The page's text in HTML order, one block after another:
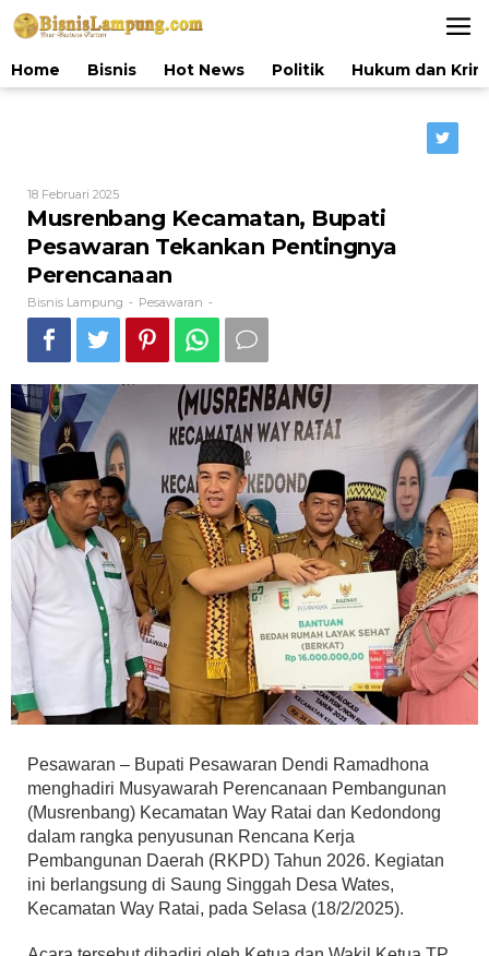
Lewati
ke
Home
Bisnis Hot News Politik Hukum dan
18 Februari 2025Oleh
Lampung
Musrenbang Kecamatan, Bupati
Pesawaran Tekankan Pentingnya
Perencanaan
Bisnis Lampung - Pesawaran -
Pesawaran – Bupati Pesawaran Dendi Ramadhona
menghadiri Musyawarah Perencanaan Pembangunan
(Musrenbang) Kecamatan Way Ratai dan Kedondong
dalam rangka penyusunan Rencana Kerja
Pembangunan Daerah (RKPD) Tahun 2026. Kegiatan
ini berlangsung di Saung Singgah Desa Wates,
Kecamatan Way Ratai, pada Selasa (18/2/2025).